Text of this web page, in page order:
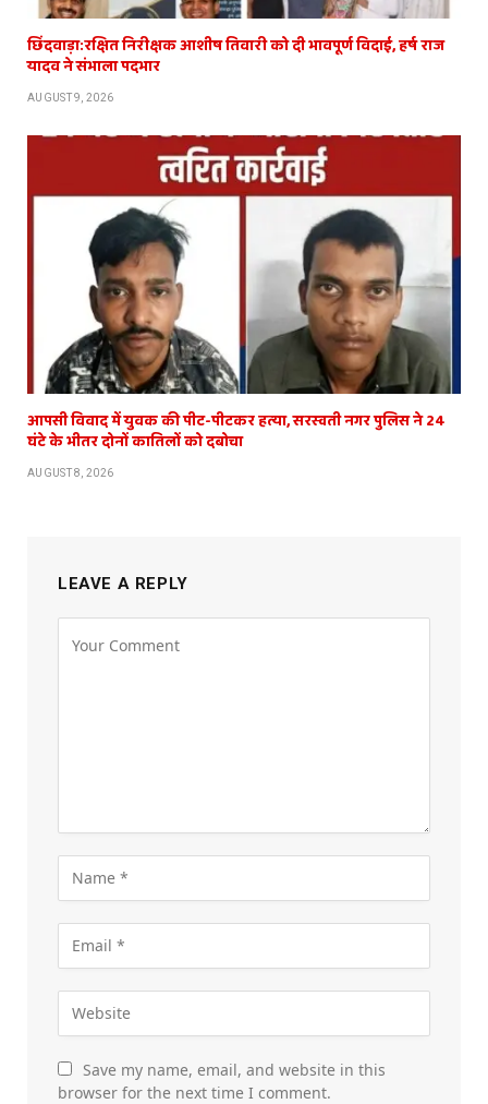
छिंदवाड़ा:रक्षित निरीक्षक आशीष तिवारी को दी भावपूर्ण विदाई, हर्ष राज
यादव ने संभाला पदभार
AUGUST 9, 2026
आपसी विवाद में युवक की पीट-पीटकर हत्या, सरस्वती नगर पुलिस ने 24
घंटे के भीतर दोनों कातिलों को दबोचा
AUGUST 8, 2026
LEAVE A REPLY
Save my name, email, and website in this
browser for the next time I comment.